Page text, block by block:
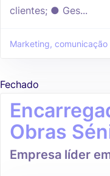
clientes; ● Ges...
Marketing,
Fechado
Obras
Empresa líder